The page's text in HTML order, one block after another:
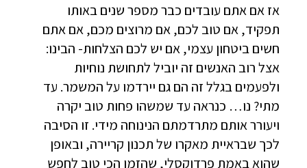
אז אם אתם עובדים כבר מספר שנים באותו
תפקיד, אם טוב לכם, אם מרוצים מכם, אם אתם
חשים ביטחון עצמי, אם יש לכם הצלחות- הבינו:
אצל רוב האנשים זה יוביל לתחושת נוחיות
ולפעמים בגלל זה הם גם יירדמו על המשמר. עד
מתי? נו… כנראה עד שמשהו פחות טוב יקרה
ויעורר אותם מתרדמתם הנינוחה מידי. זו הסיבה
לכך שבראיית מאקרו של תכנון קריירה, ובאופן
שהוא באמת פרדוקסלי, שהזמן הכי טוב לחפש